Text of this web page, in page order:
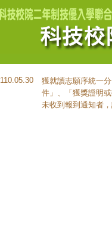
110.05.30
獲就讀志願序統一
件」、「獲獎證明
未收到報到通知者